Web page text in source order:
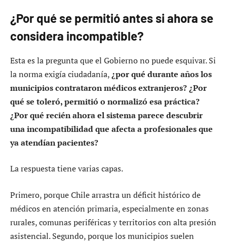
¿Por qué se permitió antes si ahora se
considera incompatible?
Esta es la pregunta que el Gobierno no puede esquivar. Si
la norma exigía ciudadanía, ¿por qué durante años los
municipios contrataron médicos extranjeros? ¿Por
qué se toleró, permitió o normalizó esa práctica?
¿Por qué recién ahora el sistema parece descubrir
una incompatibilidad que afecta a profesionales que
ya atendían pacientes?
La respuesta tiene varias capas.
Primero, porque Chile arrastra un déficit histórico de
médicos en atención primaria, especialmente en zonas
rurales, comunas periféricas y territorios con alta presión
asistencial. Segundo, porque los municipios suelen